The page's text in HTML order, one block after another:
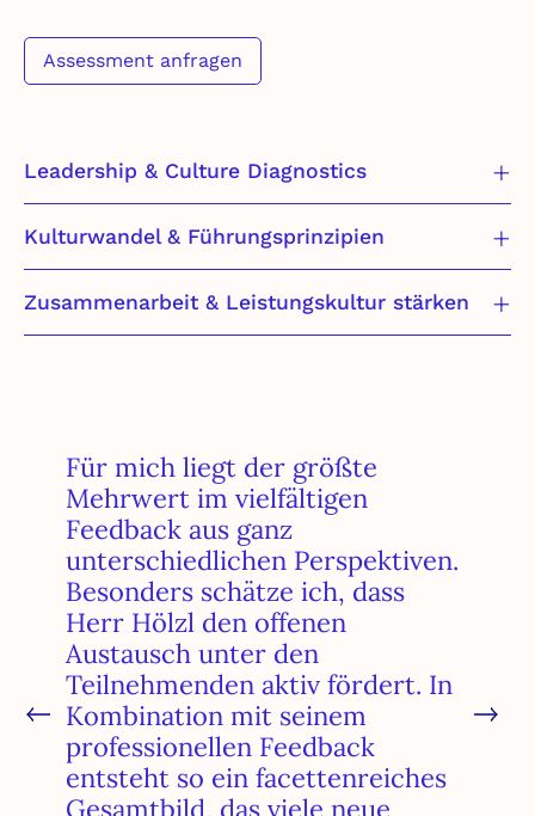
Assessment anfragen
Leadership & Culture Diagnostics
Kulturwandel & Führungsprinzipien
Zusammenarbeit & Leistungskultur stärken
Für mich liegt der größte
Mehrwert im vielfältigen
Feedback aus ganz
unterschiedlichen Perspektiven.
Besonders schätze ich, dass
Herr Hölzl den offenen
Austausch unter den
Teilnehmenden aktiv fördert. In
Kombination mit seinem
professionellen Feedback
entsteht so ein facettenreiches
Gesamtbild, das viele neue